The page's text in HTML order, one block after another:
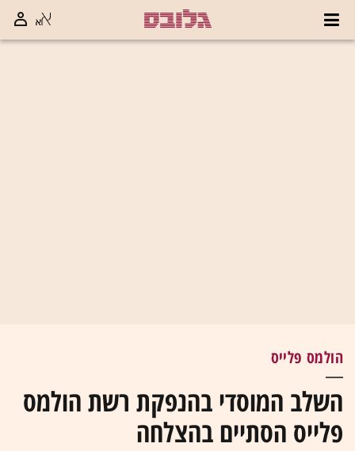
הולמס פלייס
השלב המוסדי בהנפקת רשת הולמס
פלייס הסתיים בהצלחה